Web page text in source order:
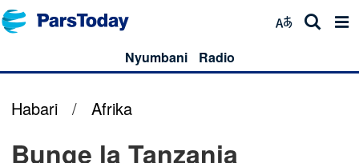
Nyumbani Radio
Habari / Afrika
Bunge la Tanzania